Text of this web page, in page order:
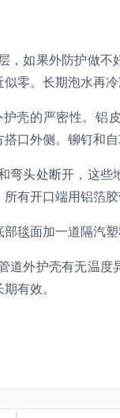
，如果外防护做不
零。长期泡水再冷
壳的严密性。铝
口外侧。铆钉和自
弯头处断开，这些
有开口端用铝箔
毯面加一道隔汽
道外护壳有无温
有效。